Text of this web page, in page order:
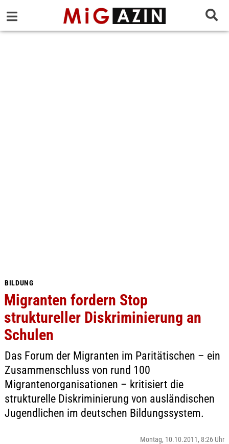
BILDUNG
Migranten fordern Stop
struktureller Diskriminierung an
Schulen
Das Forum der Migranten im Paritätischen – ein
Zusammenschluss von rund 100
Migrantenorganisationen – kritisiert die
strukturelle Diskriminierung von ausländischen
Jugendlichen im deutschen Bildungssystem.
Montag, 10.10.2011, 8:26 Uhr